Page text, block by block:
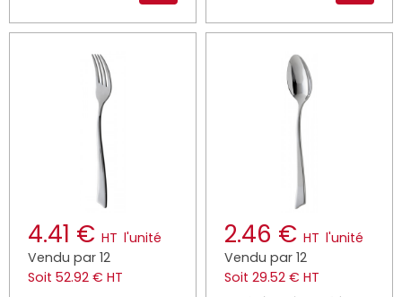
4.41 € HT l'unité
Vendu par 12
Soit 52.92 € HT
2.46 € HT l'unité
Vendu par 12
Soit 29.52 € HT